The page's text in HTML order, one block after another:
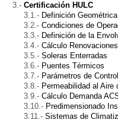
Certificación HULC
Definición Geométrica
Condiciones de
Definición de la
Cálculo
Soleras Enterradas
Puentes Térmicos
Parámetros de
Permeabilidad al Aire
Cálculo Demanda
Predimensionado
Sistemas de